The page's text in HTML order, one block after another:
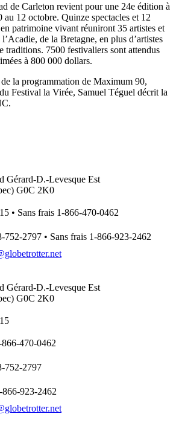
de Carleton revient pour une 24e édition à
12 octobre. Quinze spectacles et 12
patrimoine vivant réuniront 35 artistes et
de la Bretagne, en plus d’artistes
traditions. 7500 festivaliers sont attendus
à 800 000 dollars.
la programmation de Maximum 90,
Festival la Virée, Samuel Téguel décrit la
Gérard-D.-Levesque Est
G0C 2K0
• Sans frais 1-866-470-0462
752-2797 • Sans frais 1-866-923-2462
Gérard-D.-Levesque Est
G0C 2K0
866-470-0462
752-2797
866-923-2462